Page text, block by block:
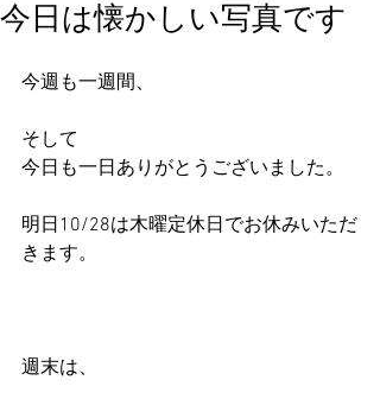
今日は懐かしい写真です
今週も一週間、
そして
今日も一日ありがとうございました。
明日10/28は木曜定休日でお休みいただ
きます。
週末は、